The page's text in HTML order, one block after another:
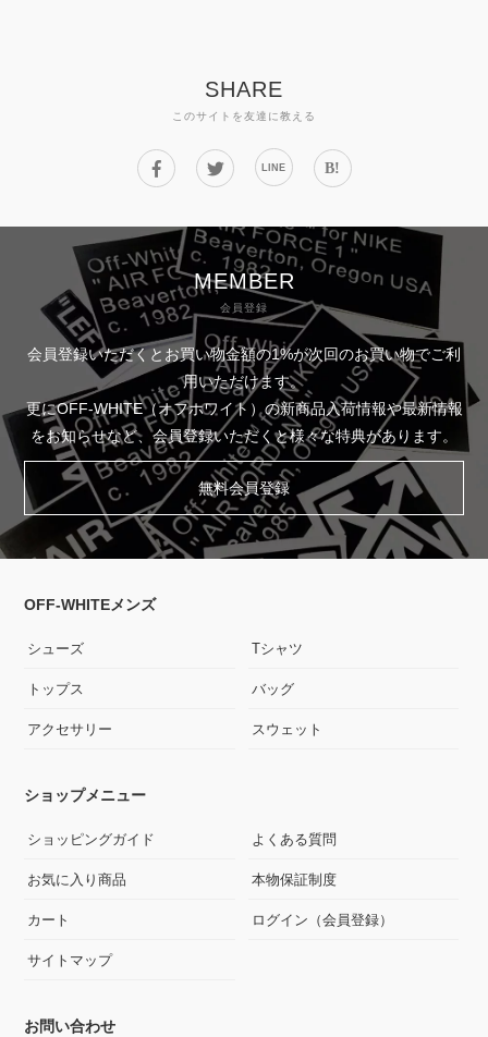
SHARE
このサイトを友達に教える
LINE B!
MEMBER
会員登録
会員登録いただくとお買い物金額の1%が次回のお買い物でご利
用いただけます。
更にOFF-WHITE（オフホワイト）の新商品入荷情報や最新情報
をお知らせなど、会員登録いただくと様々な特典があります。
無料会員登録
OFF-WHITEメンズ
シューズ Tシャツ
トップス バッグ
アクセサリー スウェット
ショップメニュー
ショッピングガイド よくある質問
お気に入り商品 本物保証制度
カート ログイン（会員登録）
サイトマップ
お問い合わせ